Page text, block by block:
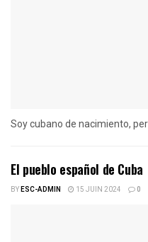
Soy cubano de nacimiento,
El pueblo español de Cuba
BYESC-ADMIN 15 JUIN 2024 0